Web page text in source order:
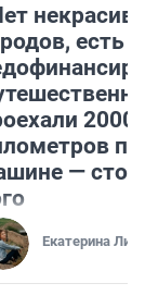
есть
2000
по
—
Екатерина